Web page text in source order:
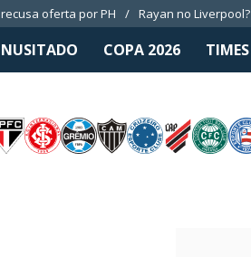
oferta por PH Rayan no Liverpool?
COPA 2026 TIMES